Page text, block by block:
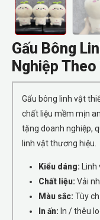
Gấu Bông
Nghiệp Theo
Gấu bông linh vật
chất liệu mềm mịn
tặng doanh nghiệp,
linh vật thương hiệu.
Kiểu dáng: Linh
Chất liệu: Vải
Màu sắc: Tùy
In ấn: In / thêu